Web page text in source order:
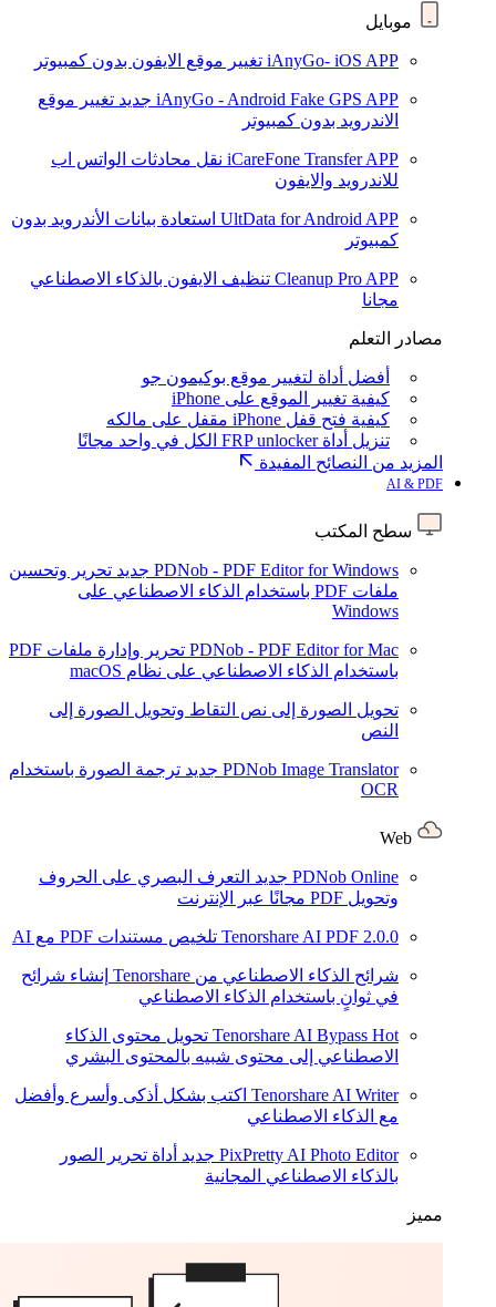
موبايل
iAnyGo- iOS APP تغيير موقع الايفون بدون كمبيوتر
iAnyGo - Android Fake GPS APP جديد تغيير موقع
الاندرويد بدون كمبيوتر
iCareFone Transfer APP نقل محادثات الواتس اب
للاندرويد والايفون
UltData for Android APP استعادة بيانات الأندرويد بدون
كمبيوتر
Cleanup Pro APP تنظيف الايفون بالذكاء الاصطناعي
مجانا
مصادر التعلم
أفضل أداة لتغيير موقع بوكيمون جو
كيفية تغيير الموقع على iPhone
كيفية فتح قفل iPhone مقفل على مالكه
تنزيل أداة FRP unlocker الكل في واحد مجانًا
المزيد من النصائح المفيدة
AI & PDF
سطح المكتب
PDNob - PDF Editor for Windows جديد تحرير وتحسين
ملفات PDF باستخدام الذكاء الاصطناعي على
Windows
PDNob - PDF Editor for Mac
تحرير وإدارة ملفات PDF
باستخدام الذكاء الاصطناعي على نظام macOS
تحويل الصورة إلى نص التقاط وتحويل الصورة إلى
النص
PDNob Image Translator جديد ترجمة الصورة باستخدام
OCR
PDNob Online جديد التعرف البصري على الحروف
وتحويل PDF مجانًا عبر الإنترنت
Tenorshare AI PDF 2.0.0 تلخيص مستندات PDF مع AI
شرائح الذكاء الاصطناعي من Tenorshare
إنشاء شرائح
في ثوانٍ باستخدام الذكاء الاصطناعي
Tenorshare AI Bypass Hot
تحويل محتوى الذكاء
الاصطناعي إلى محتوى شبيه بالمحتوى البشري
Tenorshare AI Writer اكتب بشكل أذكى وأسرع وأفضل
مع الذكاء الاصطناعي
PixPretty AI Photo Editor جديد أداة تحرير الصور
بالذكاء الاصطناعي المجانية
مميز